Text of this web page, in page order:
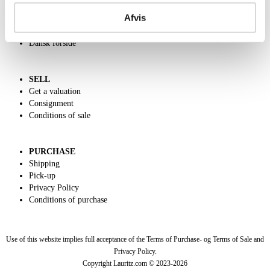
Afvis
Charity
Dansk forside
SELL
Get a valuation
Consignment
Conditions of sale
PURCHASE
Shipping
Pick-up
Privacy Policy
Conditions of purchase
Use of this website implies full acceptance of the Terms of Purchase- og Terms of Sale and
Privacy Policy.
Copyright Lauritz.com © 2023-2026